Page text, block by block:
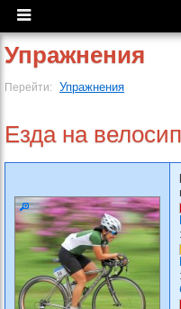
Упражнения
Перейти: Упражнения
Езда на
:
: